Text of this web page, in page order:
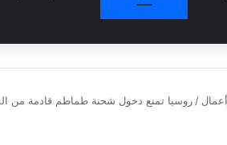
/ روسيا تمنع دخول شحنة طماطم قادمة من